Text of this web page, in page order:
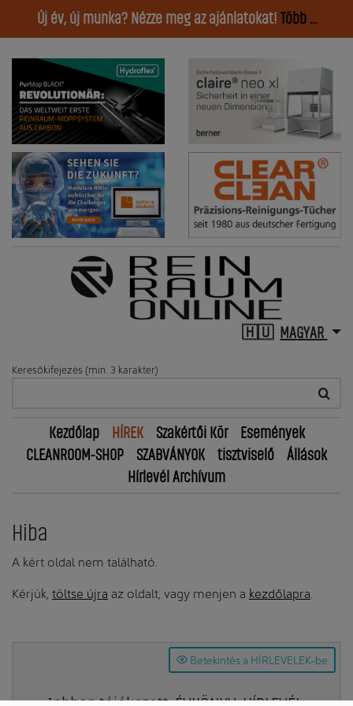
Új év, új munka? Nézze meg az ajánlatokat! Több ...
MAGYAR
Keresőkifejezés (min. 3 karakter)
Kezdőlap HÍREK Szakértői Kör
Események
CLEANROOM-SHOP
SZABVÁNYOK tisztviselő
Állások
Hírlevél Archívum
Hiba
A kért oldal nem található.
Kérjük, töltse újra az oldalt, vagy menjen a kezdőlapra
Betekintés a HÍRLEVELEK-be